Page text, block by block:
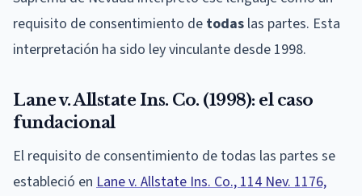
requisito de consentimiento de todas las partes. Esta
interpretación ha sido ley vinculante desde 1998.
Lane v. Allstate Ins. Co. (1998): el caso
fundacional
El requisito de consentimiento de todas las partes se
estableció en Lane v. Allstate Ins. Co., 114 Nev. 1176,